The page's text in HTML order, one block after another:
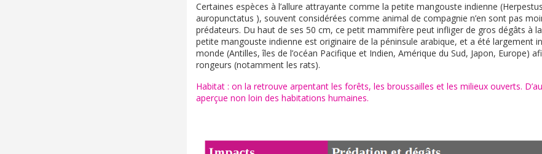
Certaines espèces à l’allure attrayante comme la petite mangouste indienne
auropunctatus ), souvent considérées comme animal de compagnie n’en sont pas
prédateurs. Du haut de ses 50 cm, ce petit mammifère peut infliger de gros dégâts à
petite mangouste indienne est originaire de la péninsule arabique, et a été largement
monde (Antilles, îles de l’océan Pacifique et Indien, Amérique du Sud, Japon, Europe)
rongeurs (notamment les rats).
Habitat : on la retrouve arpentant les forêts, les broussailles et les milieux ouverts.
aperçue non loin des habitations humaines.